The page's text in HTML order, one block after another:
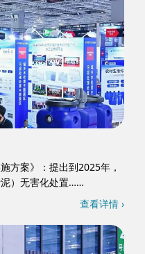
方案》：提出到2025年，
）无害化处置……
查看详情 ›